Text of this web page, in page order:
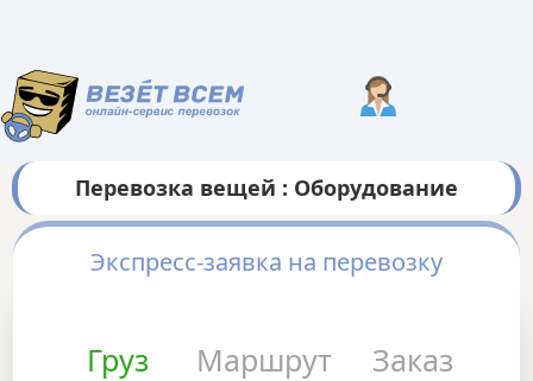
Перевозка вещей : Оборудование
Экспресс-заявка на перевозку
Груз Маршрут Заказ